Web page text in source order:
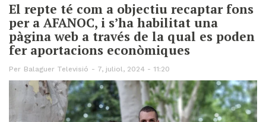
El repte té com a objectiu recaptar fons
per a AFANOC, i s’ha habilitat una
pàgina web a través de la qual es poden
fer aportacions econòmiques
Per Balaguer Televisió 7, juliol, 2024 - 11:20